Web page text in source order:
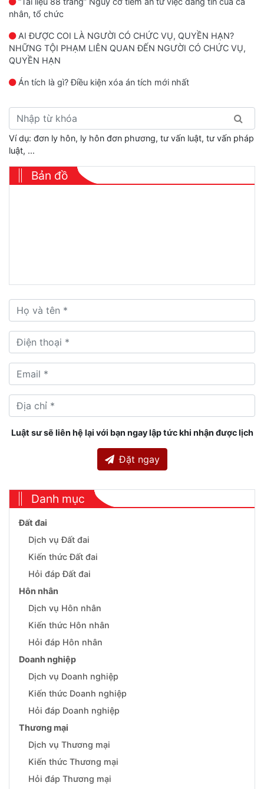
nhân, tổ chức
AI ĐƯỢC COI LÀ NGƯỜI CÓ CHỨC VỤ, QUYỀN HẠN?
NHỮNG TỘI PHẠM LIÊN QUAN ĐẾN NGƯỜI CÓ CHỨC VỤ,
QUYỀN HẠN
Án tích là gì? Điều kiện xóa án tích mới nhất
Ví dụ: đơn ly hôn, ly hôn đơn phương, tư vấn luật, tư vấn pháp
luật, ...
Bản đồ
Luật sư sẽ liên hệ lại với bạn ngay lập tức khi nhận được lịch
Đặt ngay
Danh mục
Đất đai
Dịch vụ Đất đai
Kiến thức Đất đai
Hỏi đáp Đất đai
Hôn nhân
Dịch vụ Hôn nhân
Kiến thức Hôn nhân
Hỏi đáp Hôn nhân
Doanh nghiệp
Dịch vụ Doanh nghiệp
Kiến thức Doanh nghiệp
Hỏi đáp Doanh nghiệp
Thương mại
Dịch vụ Thương mại
Kiến thức Thương mại
Hỏi đáp Thương mại